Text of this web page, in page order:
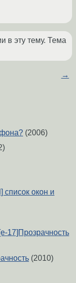
в эту тему. Тема
→
(2006)
список окон и
17]Прозрачность
(2010)